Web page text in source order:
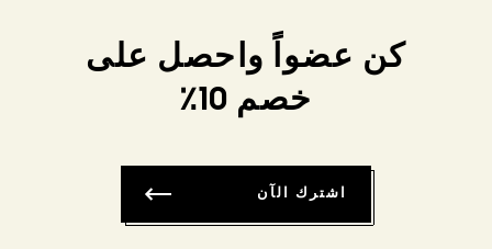
كن عضواً واحصل على
خصم 10٪
اشترك الآن